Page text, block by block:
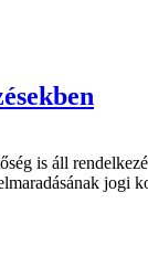
is áll
jogi